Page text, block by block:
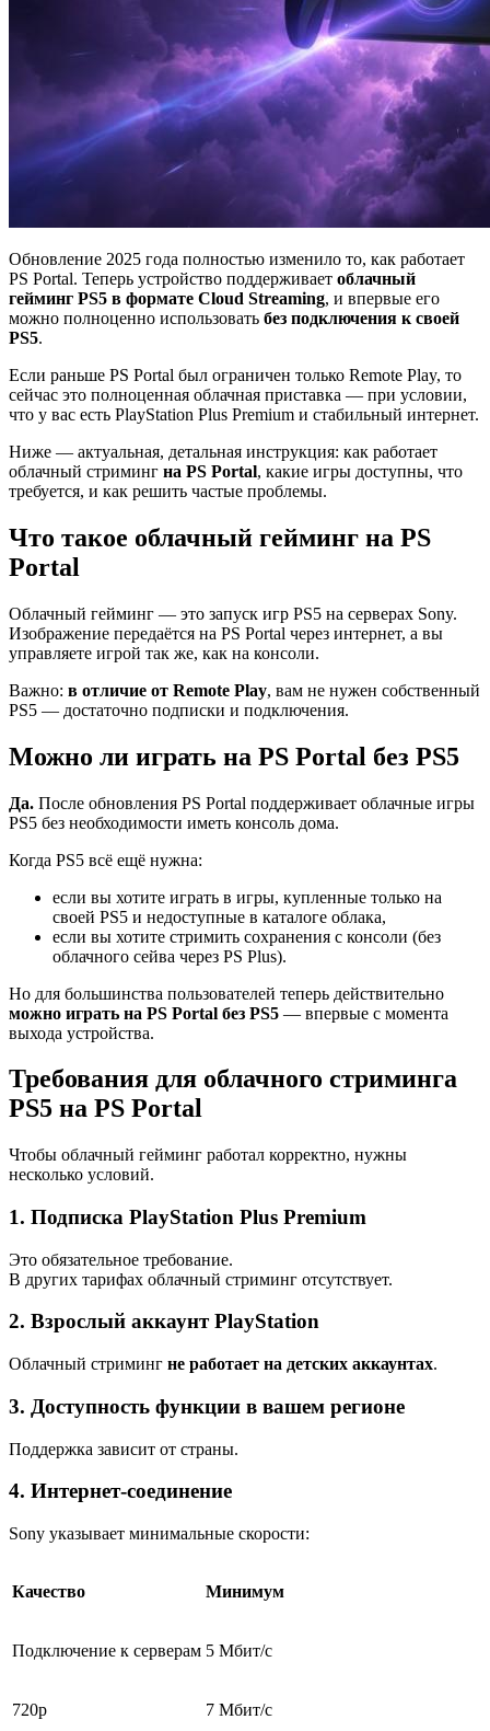
Обновление 2025 года полностью изменило то, как работает
PS Portal. Теперь устройство поддерживает облачный
гейминг PS5 в формате Cloud Streaming, и впервые его
можно полноценно использовать без подключения к своей
PS5.
Если раньше PS Portal был ограничен только Remote Play, то
сейчас это полноценная облачная приставка — при условии,
что у вас есть PlayStation Plus Premium и стабильный интернет.
Ниже — актуальная, детальная инструкция: как работает
облачный стриминг на PS Portal, какие игры доступны, что
требуется, и как решить частые проблемы.
Что такое облачный гейминг на PS
Portal
Облачный гейминг — это запуск игр PS5 на серверах Sony.
Изображение передаётся на PS Portal через интернет, а вы
управляете игрой так же, как на консоли.
Важно: в отличие от Remote Play, вам не нужен собственный
PS5 — достаточно подписки и подключения.
Можно ли играть на PS Portal без PS5
Да. После обновления PS Portal поддерживает облачные игры
PS5 без необходимости иметь консоль дома.
Когда PS5 всё ещё нужна:
если вы хотите играть в игры, купленные только на
своей PS5 и недоступные в каталоге облака,
если вы хотите стримить сохранения с консоли (без
облачного сейва через PS Plus).
Но для большинства пользователей теперь действительно
можно играть на PS Portal без PS5 — впервые с момента
выхода устройства.
Требования для облачного стриминга
PS5 на PS Portal
Чтобы облачный гейминг работал корректно, нужны
несколько условий.
1. Подписка PlayStation Plus Premium
Это обязательное требование.
В других тарифах облачный стриминг отсутствует.
2. Взрослый аккаунт PlayStation
Облачный стриминг не работает на детских аккаунтах.
3. Доступность функции в вашем регионе
Поддержка зависит от страны.
4. Интернет-соединение
Sony указывает минимальные скорости:
Качество Минимум
Подключение к серверам 5 Мбит/с
720p 7 Мбит/с